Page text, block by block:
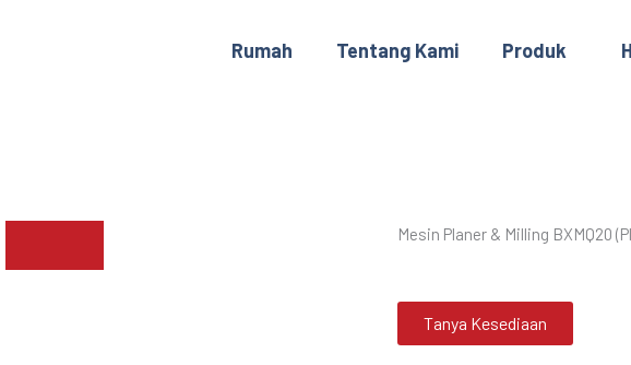
Rumah Tentang Kami Produk
Mesin Planer & Milling BXMQ20
Tanya Kesediaan